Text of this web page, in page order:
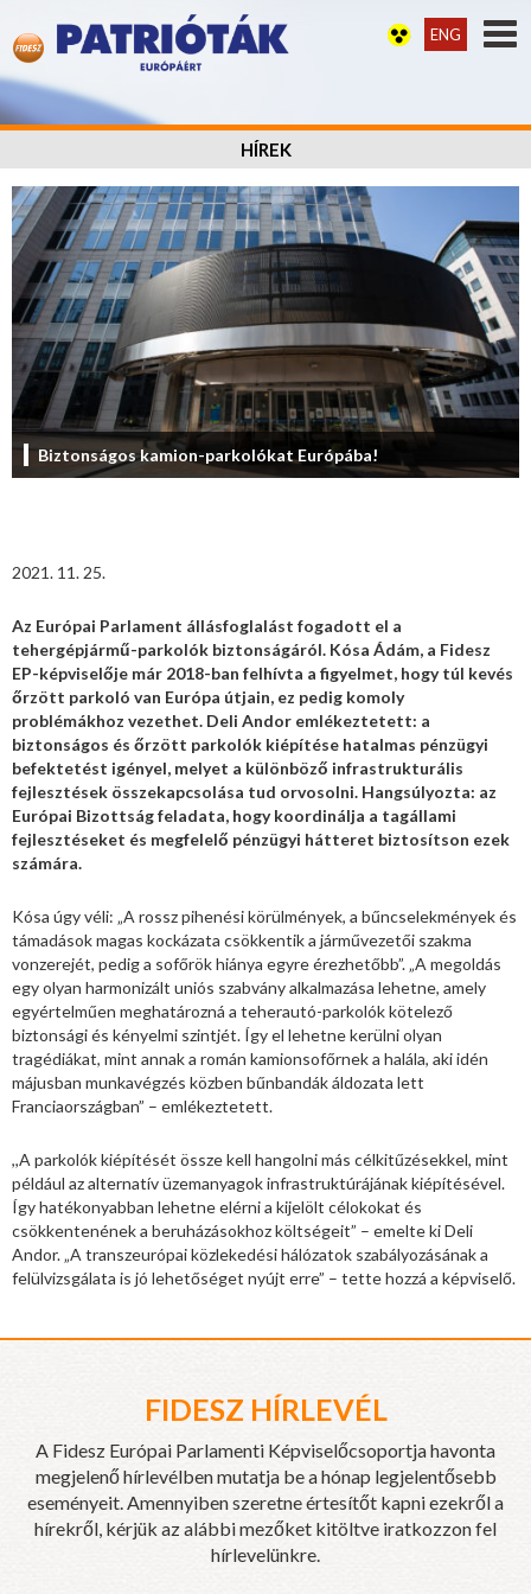
ENG
HÍREK
Biztonságos kamion-parkolókat Európába!
2021. 11. 25.
Az Európai Parlament állásfoglalást fogadott el a
tehergépjármű-parkolók biztonságáról. Kósa Ádám, a Fidesz
EP-képviselője már 2018-ban felhívta a figyelmet, hogy túl kevés
őrzött parkoló van Európa útjain, ez pedig komoly
problémákhoz vezethet. Deli Andor emlékeztetett: a
biztonságos és őrzött parkolók kiépítése hatalmas pénzügyi
befektetést igényel, melyet a különböző infrastrukturális
fejlesztések összekapcsolása tud orvosolni. Hangsúlyozta: az
Európai Bizottság feladata, hogy koordinálja a tagállami
fejlesztéseket és megfelelő pénzügyi hátteret biztosítson ezek
számára.
Kósa úgy véli: „A rossz pihenési körülmények, a bűncselekmények és
támadások magas kockázata csökkentik a járművezetői szakma
vonzerejét, pedig a sofőrök hiánya egyre érezhetőbb”. „A megoldás
egy olyan harmonizált uniós szabvány alkalmazása lehetne, amely
egyértelműen meghatározná a teherautó-parkolók kötelező
biztonsági és kényelmi szintjét. Így el lehetne kerülni olyan
tragédiákat, mint annak a román kamionsofőrnek a halála, aki idén
májusban munkavégzés közben bűnbandák áldozata lett
Franciaországban” – emlékeztetett.
,,A parkolók kiépítését össze kell hangolni más célkitűzésekkel, mint
például az alternatív üzemanyagok infrastruktúrájának kiépítésével.
Így hatékonyabban lehetne elérni a kijelölt célokokat és
csökkentenének a beruházásokhoz költségeit” – emelte ki Deli
Andor. „A transzeurópai közlekedési hálózatok szabályozásának a
felülvizsgálata is jó lehetőséget nyújt erre” – tette hozzá a képviselő.
FIDESZ HÍRLEVÉL
A Fidesz Európai Parlamenti Képviselőcsoportja havonta
megjelenő hírlevélben mutatja be a hónap legjelentősebb
eseményeit. Amennyiben szeretne értesítőt kapni ezekről a
hírekről, kérjük az alábbi mezőket kitöltve iratkozzon fel
hírlevelünkre.